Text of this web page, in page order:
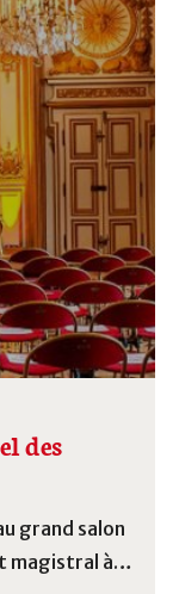
des
grand salon
magistral à